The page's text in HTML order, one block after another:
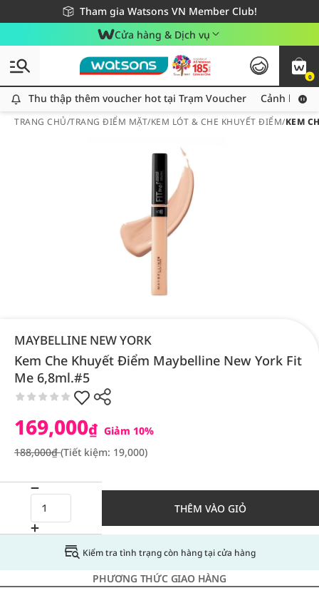
Tham gia Watsons VN Member Club!
Miễn phí giao hàng cho đơn hàng từ 249,000Đ
Giao hàng nhanh 24h - Áp dụng khu vực TP. Hồ Chí Minh
Cửa hàng & Dịch vụ
0
Thu thập thêm voucher hot tại Trạm Voucher
Thu thập thêm voucher hot tại Trạm Voucher Cảnh báo
TRANG CHỦ/TRANG ĐIỂM MẶT/KEM LÓT & CHE KHUYẾT ĐIỂM/KEM
MAYBELLINE NEW YORK
Kem Che Khuyết Điểm Maybelline New York Fit
Me 6,8ml.#5
169,000₫ Giảm 10%
188,000₫(Tiết kiệm: 19,000)
THÊM VÀO GIỎ
Kiểm tra tình trạng còn hàng tại cửa hàng
PHƯƠNG THỨC GIAO HÀNG